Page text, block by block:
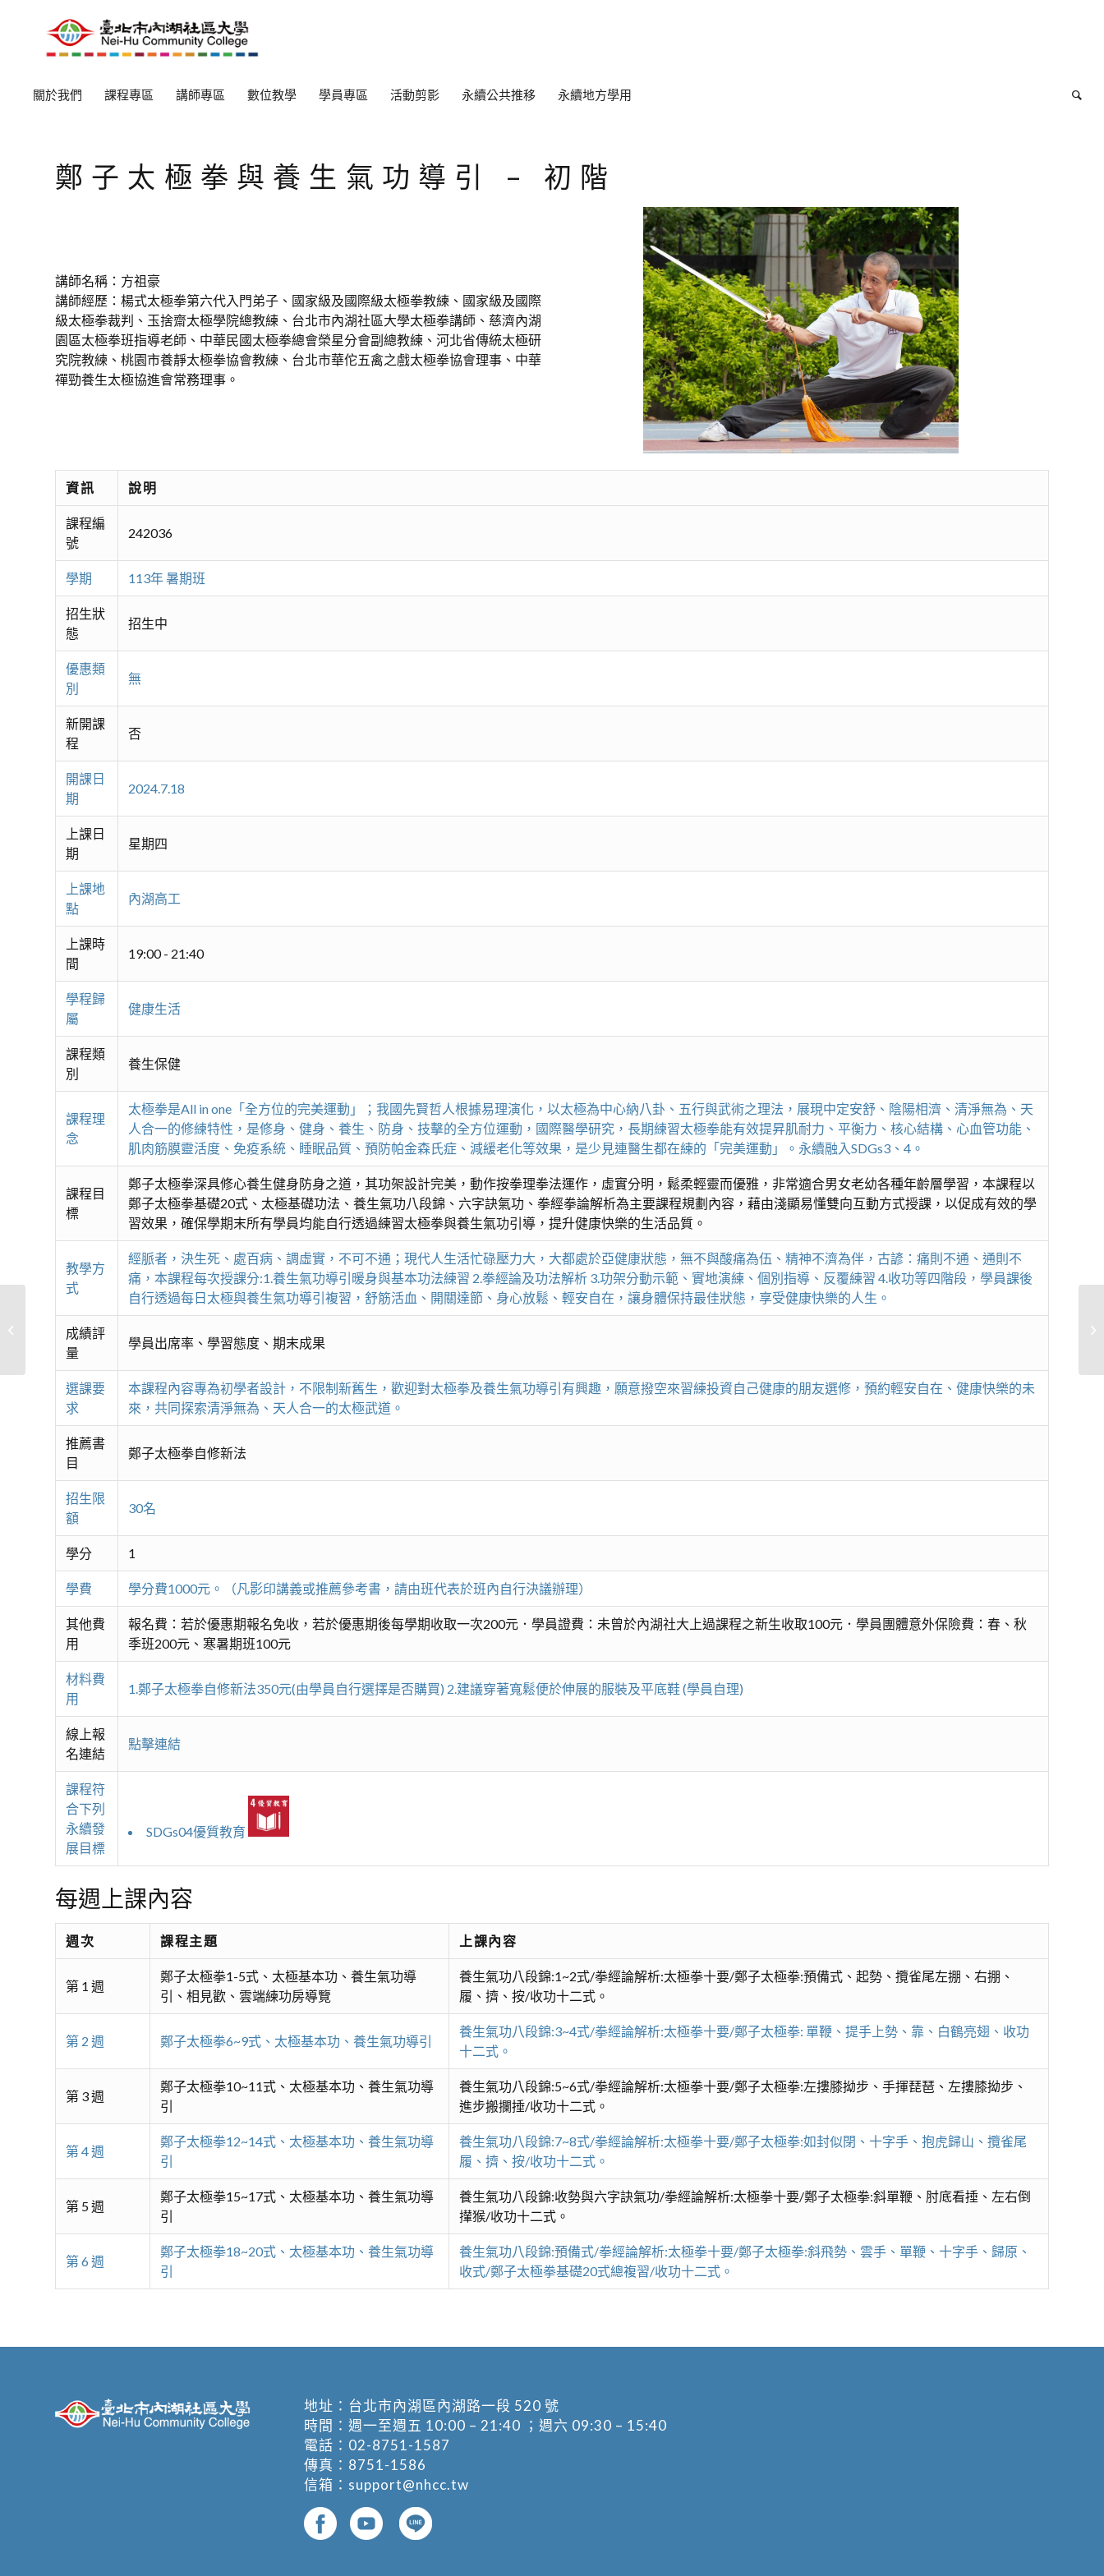
關於我們 課程專區 講師專區 數位教學 學員專區 活動剪影 永續公共推移 永續地方學用
鄭子太極拳與養生氣功導引 – 初階
講師名稱：方祖豪
講師經歷：楊式太極拳第六代入門弟子、國家級及國際級太極拳教練、國家級及國際
級太極拳裁判、玉捨齋太極學院總教練、台北市內湖社區大學太極拳講師、慈濟內湖
園區太極拳班指導老師、中華民國太極拳總會榮星分會副總教練、河北省傳統太極研
究院教練、桃園市養靜太極拳協會教練、台北市華佗五禽之戲太極拳協會理事、中華
禪勁養生太極協進會常務理事。
資訊 說明
課程編
號
242036
學期 113年 暑期班
招生狀
態
招生中
優惠類
別
無
新開課
程
否
開課日
期
2024.7.18
上課日
期
星期四
上課地
點
內湖高工
上課時
間
19:00 - 21:40
學程歸
屬
健康生活
課程類
別
養生保健
課程理
念
太極拳是All in one「全方位的完美運動」；我國先賢哲人根據易理演化，以太極為中心納八卦、五行與武術之理法，展現中定安舒、陰陽相濟、清淨無為、天
人合一的修練特性，是修身、健身、養生、防身、技擊的全方位運動，國際醫學研究，長期練習太極拳能有效提昇肌耐力、平衡力、核心結構、心血管功能、
肌肉筋膜靈活度、免疫系統、睡眠品質、預防帕金森氏症、減緩老化等效果，是少見連醫生都在練的「完美運動」。永續融入SDGs3、4。
課程目
標
鄭子太極拳深具修心養生健身防身之道，其功架設計完美，動作按拳理拳法運作，虛實分明，鬆柔輕靈而優雅，非常適合男女老幼各種年齡層學習，本課程以
鄭子太極拳基礎20式、太極基礎功法、養生氣功八段錦、六字訣氣功、拳經拳論解析為主要課程規劃內容，藉由淺顯易懂雙向互動方式授課，以促成有效的學
習效果，確保學期末所有學員均能自行透過練習太極拳與養生氣功引導，提升健康快樂的生活品質。
教學方
式
經脈者，決生死、處百病、調虛實，不可不通；現代人生活忙碌壓力大，大都處於亞健康狀態，無不與酸痛為伍、精神不濟為伴，古諺：痛則不通、通則不
痛，本課程每次授課分:1.養生氣功導引暖身與基本功法練習 2.拳經論及功法解析 3.功架分動示範、實地演練、個別指導、反覆練習 4.收功等四階段，學員課後
自行透過每日太極與養生氣功導引複習，舒筋活血、開關達節、身心放鬆、輕安自在，讓身體保持最佳狀態，享受健康快樂的人生。
成績評
量
學員出席率、學習態度、期末成果
選課要
求
本課程內容專為初學者設計，不限制新舊生，歡迎對太極拳及養生氣功導引有興趣，願意撥空來習練投資自己健康的朋友選修，預約輕安自在、健康快樂的未
來，共同探索清淨無為、天人合一的太極武道。
推薦書
目
鄭子太極拳自修新法
招生限
額
30名
學分 1
學費 學分費1000元。（凡影印講義或推薦參考書，請由班代表於班內自行決議辦理）
其他費
用
報名費：若於優惠期報名免收，若於優惠期後每學期收取一次200元．學員證費：未曾於內湖社大上過課程之新生收取100元．學員團體意外保險費：春、秋
季班200元、寒暑期班100元
材料費
用
1.鄭子太極拳自修新法350元(由學員自行選擇是否購買) 2.建議穿著寬鬆便於伸展的服裝及平底鞋 (學員自理)
線上報
名連結
點擊連結
課程符
合下列
永續發
展目標
SDGs04優質教育
每週上課內容
週次 課程主題 上課內容
第 1 週
鄭子太極拳1-5式、太極基本功、養生氣功導
引、相見歡、雲端練功房導覽
養生氣功八段錦:1~2式/拳經論解析:太極拳十要/鄭子太極拳:預備式、起勢、攬雀尾左掤、右掤、
履、擠、按/收功十二式。
第 2 週 鄭子太極拳6~9式、太極基本功、養生氣功導引
養生氣功八段錦:3~4式/拳經論解析:太極拳十要/鄭子太極拳: 單鞭、提手上勢、靠、白鶴亮翅、收功
十二式。
第 3 週
鄭子太極拳10~11式、太極基本功、養生氣功導
引
養生氣功八段錦:5~6式/拳經論解析:太極拳十要/鄭子太極拳:左摟膝拗步、手揮琵琶、左摟膝拗步、
進步搬攔捶/收功十二式。
第 4 週
鄭子太極拳12~14式、太極基本功、養生氣功導
引
養生氣功八段錦:7~8式/拳經論解析:太極拳十要/鄭子太極拳:如封似閉、十字手、抱虎歸山、攬雀尾
履、擠、按/收功十二式。
第 5 週
鄭子太極拳15~17式、太極基本功、養生氣功導
引
養生氣功八段錦:收勢與六字訣氣功/拳經論解析:太極拳十要/鄭子太極拳:斜單鞭、肘底看捶、左右倒
攆猴/收功十二式。
第 6 週
鄭子太極拳18~20式、太極基本功、養生氣功導
引
養生氣功八段錦:預備式/拳經論解析:太極拳十要/鄭子太極拳:斜飛勢、雲手、單鞭、十字手、歸原、
收式/鄭子太極拳基礎20式總複習/收功十二式。
地址： 台北市內湖區內湖路一段 520 號
時間：週一至週五 10:00 – 21:40 ；週六 09:30 – 15:40
電話： 02-8751-1587
傳真：8751-1586
信箱： support@nhcc.tw
國標舞中級